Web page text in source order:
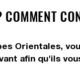
Orientales,
afin qu'ils